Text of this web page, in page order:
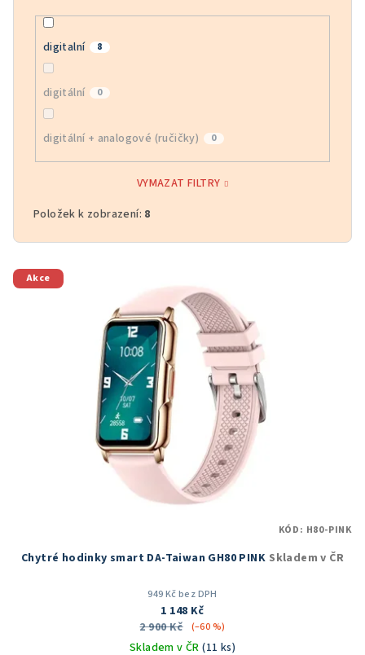
digitalní 8
digitální 0
digitální + analogové (ručičky) 0
VYMAZAT FILTRY
Položek k zobrazení: 8
V
ý Akce
Chytré hodinky smart DA-Taiwan GH80 PINK Skladem v ČR
949 Kč bez DPH
1 148 Kč
2 900 Kč
(–60 %)
Skladem v ČR(11 ks)
KÓD: H80-PINK